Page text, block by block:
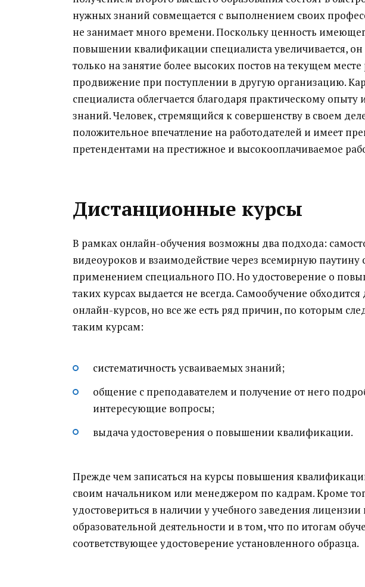
нужных знаний совмещается с выполнением своих
не занимает много времени. Поскольку ценность
повышении квалификации специалиста увеличивается, он
только на занятие более высоких постов на текущем
продвижение при поступлении в другую организацию.
специалиста облегчается благодаря практическому
знаний. Человек, стремящийся к совершенству в своем
положительное впечатление на работодателей и имеет
претендентами на престижное и высокооплачиваемое
Дистанционные курсы
В рамках онлайн-обучения возможны два подхода:
видеоуроков и взаимодействие через всемирную паутину
применением специального ПО. Но удостоверение о
таких курсах выдается не всегда. Самообучение
онлайн-курсов, но все же есть ряд причин, по которым
таким курсам:
систематичность усваиваемых знаний;
общение с преподавателем и получение от него
интересующие вопросы;
выдача удостоверения о повышении квалификации.
Прежде чем записаться на курсы повышения
своим начальником или менеджером по кадрам. Кроме
удостовериться в наличии у учебного заведения
образовательной деятельности и в том, что по итогам
соответствующее удостоверение установленного образца.